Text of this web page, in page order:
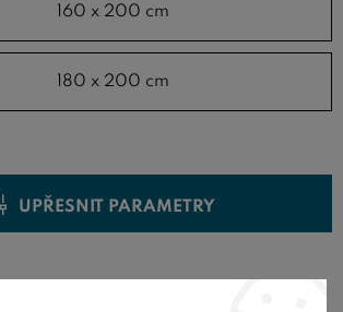
160 x 200 cm
180 x 200 cm
UPŘESNIT PARAMETRY